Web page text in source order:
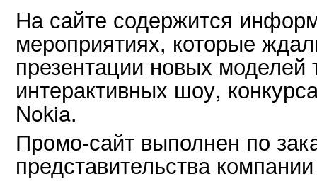
На сайте содержится
мероприятиях, которые
презентации новых
интерактивных шоу,
Nokia.
Промо-сайт выполнен по
представительства